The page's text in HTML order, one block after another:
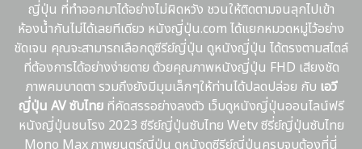
ญี่ปุ่น ที่ทำออกมาได้อย่างไม่ผิดหวัง ชวนให้ติดตามจนลุกไปเข้า
ห้องน้ำกันไม่ได้เลยทีเดียว หนังญี่ปุ่น.com ได้แยกหมวดหมู่ไว้อย่าง
ชัดเจน คุณจะสามารถเลือกดูซีรีย์ญี่ปุ่น ดูหนังญี่ปุ่น ได้ตรงตามสไตล์
ที่ต้องการได้อย่างง่ายดาย ด้วยคุณภาพหนังญี่ปุ่น FHD เสียงชัด
ภาพคมบาดตา รวมถึงยังมีมุมเล็กๆให้ท่านได้ปลดปล่อย กับ เอวี
ญี่ปุ่น AV ซับไทยที่คัดสรรอย่างลงตัว เว็บดูหนังญี่ปุ่นออนไลน์ฟรี
หนังญี่ปุ่นชนโรง 2023 ซีรีย์ญี่ปุ่นซับไทย Wetv ซีรี่ย์ญี่ปุ่นซับไทย
Mono Max ภาพยนตร์ญี่ปุ่น ดูหนังดูซีรีย์ญี่ปุ่นครบจบต้องที่นี่